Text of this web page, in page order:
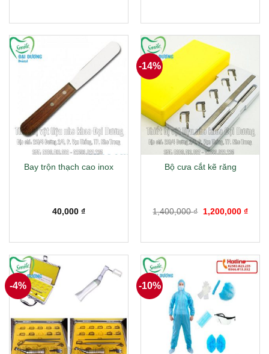
Bay trộn thạch cao inox
40,000 ₫
-14%
Bộ cưa cắt kẽ răng
1,400,000₫
Giá
1,200,000 ₫Giá
-4% -10%